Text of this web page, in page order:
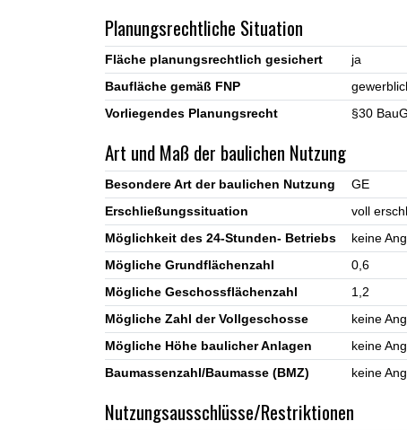
Planungsrechtliche Situation
Fläche planungsrechtlich gesichert
ja
Baufläche gemäß FNP
Vorliegendes Planungsrecht
§30
Art und Maß der baulichen Nutzung
Besondere Art der baulichen Nutzung
GE
Erschließungssituation
voll
Möglichkeit des 24-Stunden- Betriebs
keine
Mögliche Grundflächenzahl
0,6
Mögliche Geschossflächenzahl
1,2
Mögliche Zahl der Vollgeschosse
keine
Mögliche Höhe baulicher Anlagen
keine
Baumassenzahl/Baumasse (BMZ)
keine
Nutzungsausschlüsse/Restriktionen